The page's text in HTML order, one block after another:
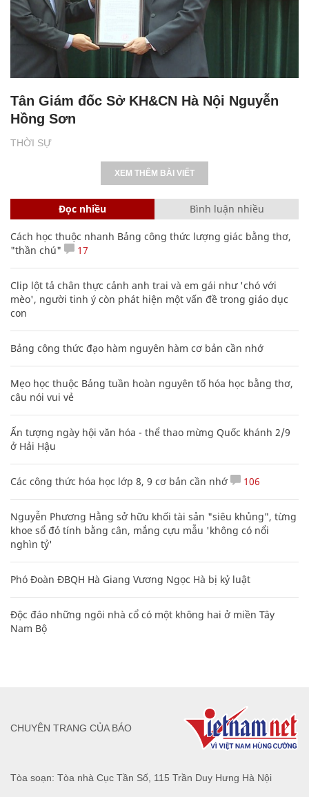
THỜI SỰ
Tân Giám đốc Sở KH&CN Hà Nội Nguyễn
Hồng Sơn
XEM THÊM BÀI VIẾT
Đọc nhiều Bình luận nhiều
Cách học thuộc nhanh Bảng công thức lượng giác bằng thơ,
"thần chú"
17
Clip lột tả chân thực cảnh anh trai và em gái như 'chó với
mèo', người tinh ý còn phát hiện một vấn đề trong giáo dục
con
Bảng công thức đạo hàm nguyên hàm cơ bản cần nhớ
Mẹo học thuộc Bảng tuần hoàn nguyên tố hóa học bằng thơ,
câu nói vui vẻ
Ấn tượng ngày hội văn hóa - thể thao mừng Quốc khánh 2/9
ở Hải Hậu
Các công thức hóa học lớp 8, 9 cơ bản cần nhớ 106
Nguyễn Phương Hằng sở hữu khối tài sản "siêu khủng", từng
khoe sổ đỏ tính bằng cân, mắng cựu mẫu 'không có nổi
nghìn tỷ'
Phó Đoàn ĐBQH Hà Giang Vương Ngọc Hà bị kỷ luật
Độc đáo những ngôi nhà cổ có một không hai ở miền Tây
Nam Bộ
Tòa soạn: Tòa nhà Cục Tần Số, 115 Trần Duy Hưng Hà Nội
CHUYÊN TRANG CỦA BÁO